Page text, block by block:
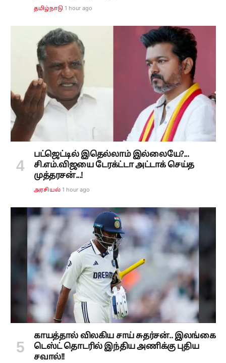
தமிழ்நாடு 1 hour ago
பட்ஜெட்டில் இதெல்லாம் இல்லையே?...
சி.எம்.விஜயை டேரக்ட்டா அட்டாக் செய்த
முத்தரசன்...!
அரசியல் 1 hour ago
காயத்தால் விலகிய சாய் சுதர்சன்.. இலங்கை
டெஸ்ட் தொடரில் இந்திய அணிக்கு புதிய
சவால்!!